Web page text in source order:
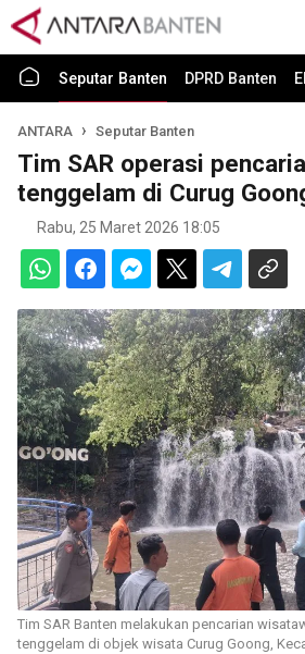
Seputar Banten DPRD Banten
ANTARA Seputar Banten
Tim SAR operasi
tenggelam di Curug
Rabu, 25 Maret 2026 18:05
Tim SAR Banten melakukan pencarian
tenggelam di objek wisata Curug Goong,